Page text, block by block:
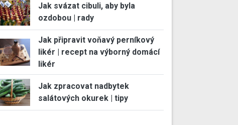
Jak svázat cibuli, aby byla
ozdobou | rady
Jak připravit voňavý perníkový
likér | recept na výborný domácí
likér
Jak zpracovat nadbytek
salátových okurek | tipy